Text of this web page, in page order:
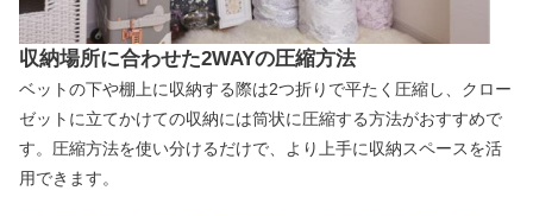
収納場所に合わせた2WAYの圧縮方法
ベットの下や棚上に収納する際は2つ折りで平たく圧縮し、クロー
ゼットに立てかけての収納には筒状に圧縮する方法がおすすめで
す。圧縮方法を使い分けるだけで、より上手に収納スペースを活
用できます。